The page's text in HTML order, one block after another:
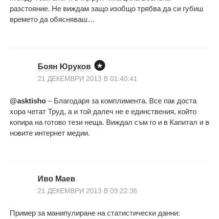
разстояние. Не виждам защо изобщо трябва да си губиш
времето да обясняваш…
Боян Юруков
21 ДЕКЕМВРИ 2013 В 01:40:41
@asktisho – Благодаря за комплимента. Все пак доста
хора четат Труд, а и той далеч не е единствения, който
копира на готово тези неща. Виждал съм го и в Капитал и в
новите интернет медии.
Иво Маев
21 ДЕКЕМВРИ 2013 В 09:22:36
Пример за манипулиране на статистически данни: